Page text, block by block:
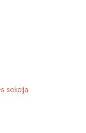
sekcija